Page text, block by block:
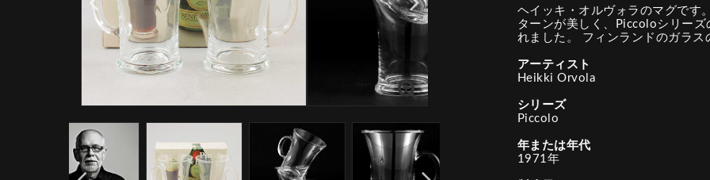
ヘイッキ・オルヴォラのマグです
ターンが美しく、Piccoloシリー
れました。 フィンランドのガラス
アーティスト
Heikki Orvola
シリーズ
Piccolo
年または年代
1971年